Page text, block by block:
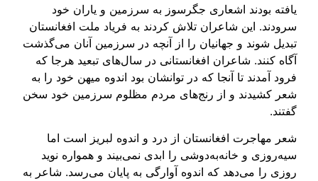
یافته بودند اشعاری جگرسوز به سرزمین و یاران خود
سرودند. این شاعران تلاش کردند به فریاد ملت افغانستان
تبدیل شوند و جهانیان را از آنچه در سرزمین آنان می‌گذشت
آگاه کنند. شاعران افغانستانی در سال‌های تبعید هرجا که
فرود آمدند تا آنجا که در توانشان بود اندوه میهن خود را به
شعر کشیدند و از رنج‌های مردم مظلوم سرزمین خود سخن
گفتند.
شعر مهاجرت افغانستان از درد و اندوه لبریز است اما
سیه‌روزی و خانه‌به‌دوشی را ابدی نمی‌بیند و همواره نوید
روزی را می‌دهد که اندوه آوارگی به پایان می‌رسد. شاعر به